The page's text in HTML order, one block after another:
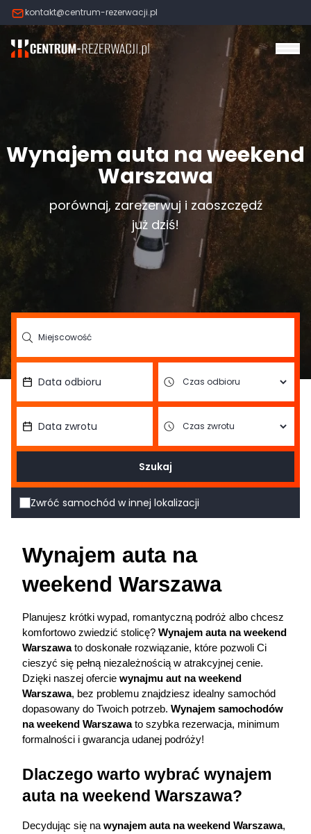
kontakt@centrum-rezerwacji.pl
Wynajem auta na weekend
Warszawa
porównaj, zarezerwuj i zaoszczędź
już dziś!
Zwróć samochód w innej lokalizacji
Szukaj
Wynajem auta na
weekend Warszawa
Planujesz krótki wypad, romantyczną podróż albo chcesz
komfortowo zwiedzić stolicę? Wynajem auta na weekend
Warszawa to doskonałe rozwiązanie, które pozwoli Ci
cieszyć się pełną niezależnością w atrakcyjnej cenie.
Dzięki naszej ofercie wynajmu aut na weekend
Warszawa, bez problemu znajdziesz idealny samochód
dopasowany do Twoich potrzeb. Wynajem samochodów
na weekend Warszawa to szybka rezerwacja, minimum
formalności i gwarancja udanej podróży!
Dlaczego warto wybrać wynajem
auta na weekend Warszawa?
Decydując się na wynajem auta na weekend Warszawa,